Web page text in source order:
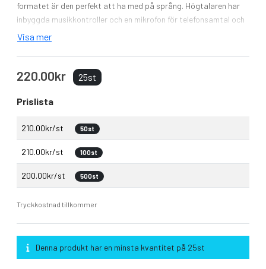
formatet är den perfekt att ha med på språng. Högtalaren har
inbyggda musikkontroller och en mikrofon för telefonsamtal och
onlinemöten. Bluetooth® 5.3 med en räckvidd på cirka 10 meter.
litiumjonbatteriet på 300 mAh. Laddningstiden är cirka 1,5
timmar. Levereras med en användarhandbok, en 30 cm lång
USB-A till Type-C-laddningskabel och förpackad i en låda av 100
% återvunnet kraftpapper.
Visa mer
220.00kr 25st
Prislista
210.00kr/st 50st
210.00kr/st 100st
200.00kr/st 500st
Tryckkostnad tillkommer
Denna produkt har en minsta kvantitet på 25st